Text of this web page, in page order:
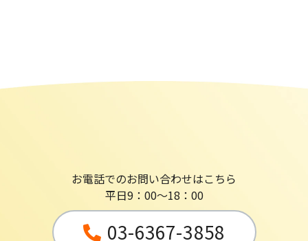
お電話でのお問い合わせはこちら
平日9：00～18：00
03-6367-3858